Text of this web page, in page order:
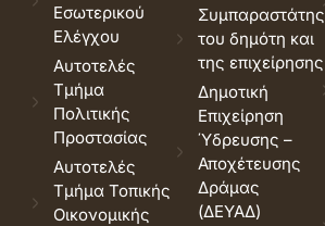
Εσωτερικού
Ελέγχου
Αυτοτελές
Τμήμα
Πολιτικής
Προστασίας
Αυτοτελές
Τμήμα Τοπικής
Οικονομικής
Συμπαραστάτης
του δημότη και
της επιχείρησης
Δημοτική
Επιχείρηση
Ύδρευσης –
Αποχέτευσης
Δράμας
(ΔΕΥΑΔ)